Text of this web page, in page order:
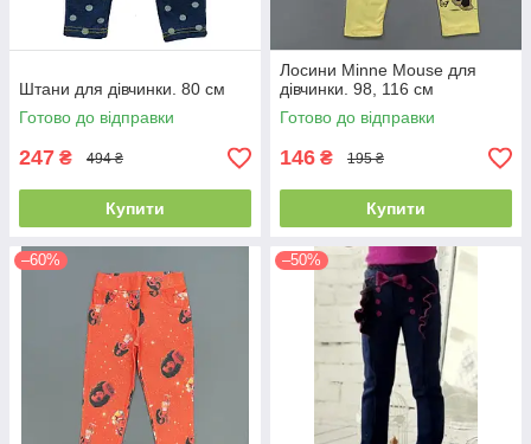
Штани для дівчинки. 80 см
Готово до відправки
247 ₴ 494 ₴
Купити
Лосини Minne Mouse для
дівчинки. 98, 116 см
Готово до відправки
146 ₴ 195 ₴
Купити
–60% –50%